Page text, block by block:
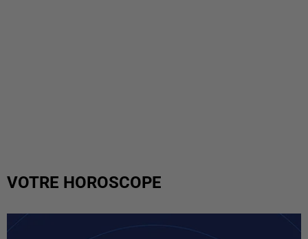
VOTRE HOROSCOPE